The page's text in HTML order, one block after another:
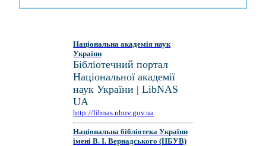
Національна академія наук
України
Бібліотечний портал
Національної академії
наук України | LibNAS
UA
http://libnas.nbuv.gov.ua
Національна бібліотека України
імені В. І. Вернадського (НБУВ)